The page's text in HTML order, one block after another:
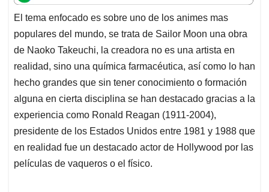
t
s
A
p
p
e
b
o
o
k
k
e
d
I
n
i
l
e
a
d
s
El tema enfocado es sobre uno de los animes mas
populares del mundo, se trata de Sailor Moon una obra
de Naoko Takeuchi, la creadora no es una artista en
realidad, sino una química farmacéutica, así como lo han
hecho grandes que sin tener conocimiento o formación
alguna en cierta disciplina se han destacado gracias a la
experiencia como Ronald Reagan (1911-2004),
presidente de los Estados Unidos entre 1981 y 1988 que
en realidad fue un destacado actor de Hollywood por las
películas de vaqueros o el físico.